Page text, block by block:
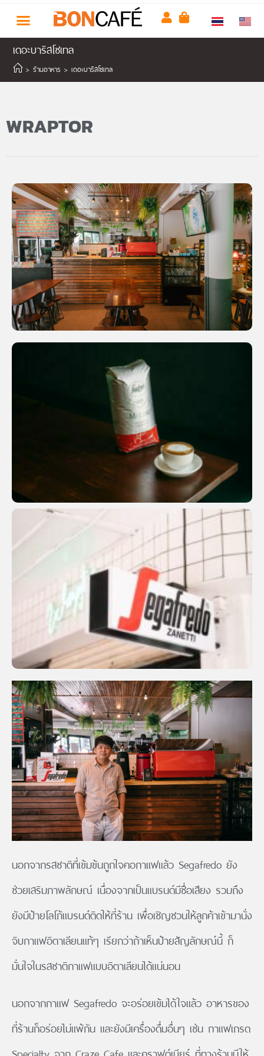
เดอะบาริสโซเทล
> ร้านอาหาร > เดอะบาริสโซเทล
WRAPTOR
นอกจากรสชาติที่เข้มข้นถูกใจคอกาแฟแล้ว Segafredo ยัง
ช่วยเสริมภาพลักษณ์ เนื่องจากเป็นแบรนด์มีชื่อเสียง รวมถึง
ยังมีป้ายโลโก้แบรนด์ติดให้ที่ร้าน เพื่อเชิญชวนให้ลูกค้าเข้ามานั่ง
จิบกาแฟอิตาเลียนแท้ๆ เรียกว่าถ้าเห็นป้ายสัญลักษณ์นี้ ก็
มั่นใจในรสชาติกาแฟแบบอิตาเลียนได้แน่นอน
นอกจากกาแฟ Segafredo จะอร่อยเข้มได้ใจแล้ว อาหารของ
ที่ร้านก็อร่อยไม่แพ้กัน และยังมีเครื่องดื่มอื่นๆ เช่น กาแฟเกรด